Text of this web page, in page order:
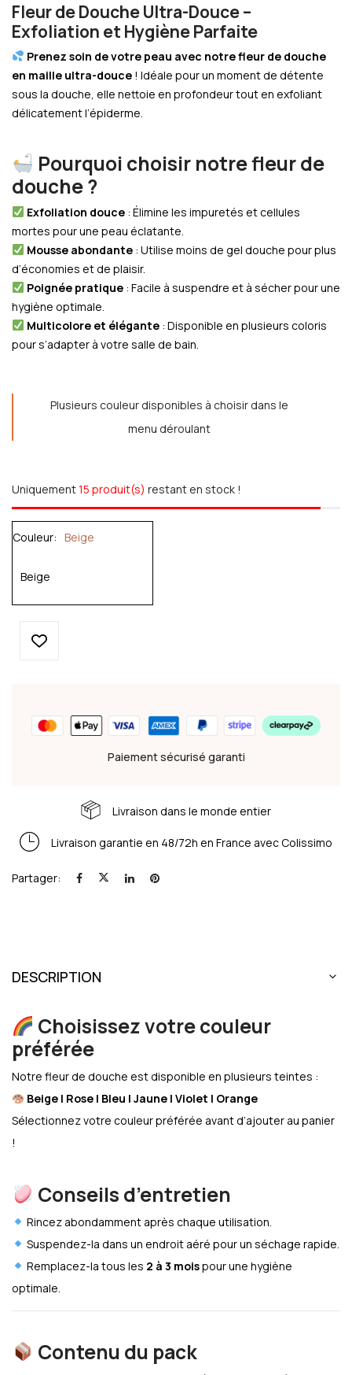
Fleur de Douche Ultra-Douce –
Exfoliation et Hygiène Parfaite
Prenez soin de votre peau avec notre fleur de douche
en maille ultra-douce ! Idéale pour un moment de détente
sous la douche, elle nettoie en profondeur tout en exfoliant
délicatement l’épiderme.
Pourquoi choisir notre fleur de
douche ?
Exfoliation douce: Élimine les impuretés et cellules
mortes pour une peau éclatante.
Mousse abondante: Utilise moins de gel douche pour plus
d’économies et de plaisir.
Poignée pratique: Facile à suspendre et à sécher pour une
hygiène optimale.
Multicolore et élégante: Disponible en plusieurs coloris
pour s’adapter à votre salle de bain.
Plusieurs couleur disponibles à choisir dans le
menu déroulant
Uniquement15 produit(s) restant en stock !
Couleur Beige
Paiement sécurisé garanti
Livraison dans le monde entier
Livraison garantie en 48/72h en France avec Colissimo
Partager:
DESCRIPTION
Choisissez votre couleur
préférée
Notre fleur de douche est disponible en plusieurs teintes :
Beige | Rose | Bleu | Jaune | Violet | Orange
Sélectionnez votre couleur préférée avant d’ajouter au panier
!
Conseils d’entretien
Rincez abondamment après chaque utilisation.
Suspendez-la dans un endroit aéré pour un séchage rapide.
Remplacez-la tous les 2 à 3 moispour une hygiène
optimale.
Contenu du pack